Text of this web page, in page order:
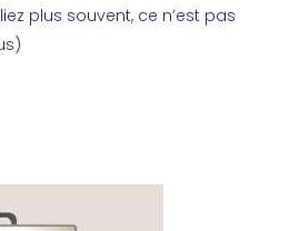
plus souvent, ce n’est pas